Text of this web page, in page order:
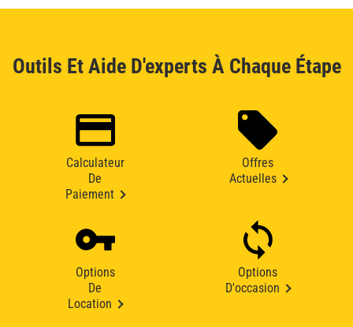
Outils Et Aide D'experts À Chaque Étape
Calculateur
De
Paiement
Offres
Actuelles
Options
De
Location
Options
D'occasion